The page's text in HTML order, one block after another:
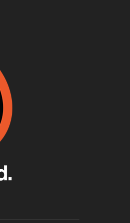
Jackfall